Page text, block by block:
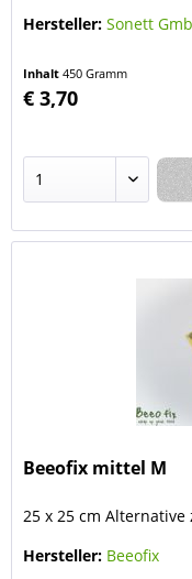
Hersteller: Sonett
Inhalt450 Gramm
€ 3,70
Beeofix mittel M
25 x 25 cm Alternative
Hersteller: Beeofix